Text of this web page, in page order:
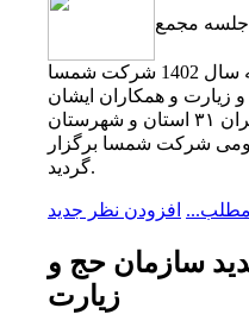
روز سه شنبه مورخ 1403/09/20 جلسه مجمع
عمومی به طور فوق العاده منتهی به سال 1402 شرکت شمسا
و همکاران ایشان
و نیز صاحبان سهام ، نمایندگان و مدیران ۳۱ استان و شهرستان
شرکت شمسا برگزار
گردید.
مطلب... افزودن نظر جدید
سازمان حج و
زیارت